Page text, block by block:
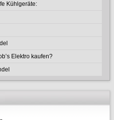
Kühlgeräte:
Elektro kaufen?